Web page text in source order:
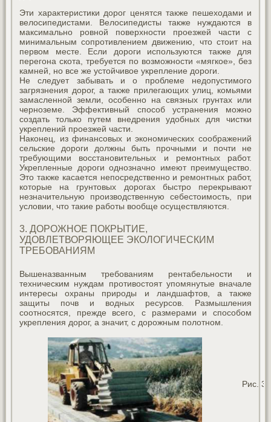
Эти характеристики дорог ценятся также пешеходами и
велосипедистами. Велосипедисты также нуждаются в
максимально ровной поверхности проезжей части с
минимальным сопротивлением движению, что стоит на
первом месте. Если дороги используются также для
перегона скота, требуется по возможности «мягкое», без
камней, но все же устойчивое укрепление дороги.
Не следует забывать и о проблеме недопустимого
загрязнения дорог, а также прилегающих улиц, комьями
замасленной земли, особенно на связных грунтах или
черноземе. Эффективный способ устранения можно
создать только путем внедрения удобных для чистки
укреплений проезжей части.
Наконец, из финансовых и экономических соображений
сельские дороги должны быть прочными и почти не
требующими восстановительных и ремонтных работ.
Укрепленные дороги однозначно имеют преимущество.
Это также касается непосредственно и ремонтных работ,
которые на грунтовых дорогах быстро перекрывают
незначительную производственную себестоимость, при
условии, что такие работы вообще осуществляются.
3. ДОРОЖНОЕ ПОКРЫТИЕ,
УДОВЛЕТВОРЯЮЩЕЕ ЭКОЛОГИЧЕСКИМ
ТРЕБОВАНИЯМ
Вышеназванным требованиям рентабельности и
техническим нуждам противостоят упомянутые вначале
интересы охраны природы и ландшафтов, а также
защиты почв и водных ресурсов. Размышления
соотносятся, прежде всего, с размерами и способом
укрепления дорог, а значит, с дорожным полотном.
Рис.